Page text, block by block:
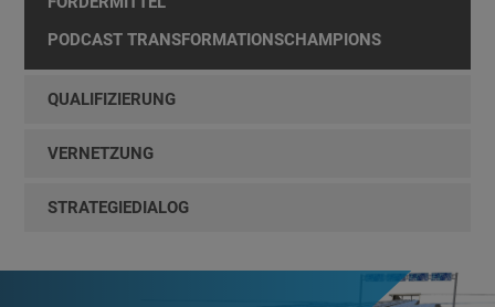
PODCAST TRANSFORMATIONSCHAMPIONS
QUALIFIZIERUNG
VERNETZUNG
STRATEGIEDIALOG